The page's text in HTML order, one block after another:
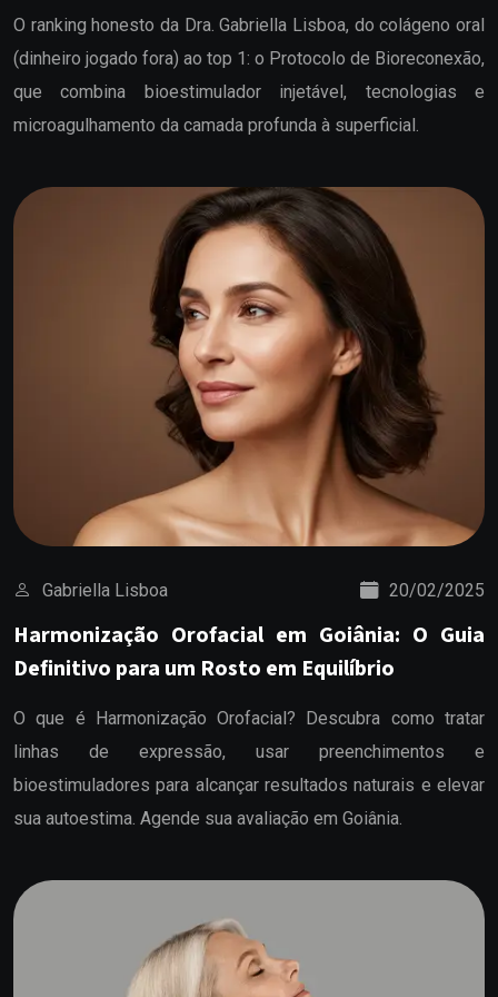
O ranking honesto da Dra. Gabriella Lisboa, do colágeno oral
(dinheiro jogado fora) ao top 1: o Protocolo de Bioreconexão,
que combina bioestimulador injetável, tecnologias e
microagulhamento da camada profunda à superficial.
Gabriella Lisboa 20/02/2025
Harmonização Orofacial em Goiânia: O Guia
Definitivo para um Rosto em Equilíbrio
O que é Harmonização Orofacial? Descubra como tratar
linhas de expressão, usar preenchimentos e
bioestimuladores para alcançar resultados naturais e elevar
sua autoestima. Agende sua avaliação em Goiânia.